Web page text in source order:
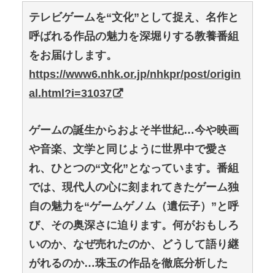
テレビゲームを“文化”として捉え、名作と
呼ばれる作品の魅力を深堀りする教養番組
をお届けします。
https://www6.nhk.or.jp/nhkpr/post/origin
al.html?i=31037
ゲームの誕生からおよそ半世紀…今や映画
や音楽、文学と同じように世界中で愛さ
れ、ひとつの“文化”となっています。番組
では、現代人の心に刻まれてきたゲーム独
自の魅力を“ゲームゲノム（遺伝子）”と呼
び、その奥深さに迫ります。何がおもしろ
いのか、なぜ売れたのか、どうして語り継
がれるのか…珠玉の作品を徹底分析した